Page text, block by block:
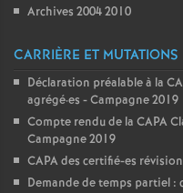
Archives 2004 2010
CARRIÈRE ET MUTATIONS
Déclaration préalable à la
agrégé·es - Campagne 2019
Compte rendu de la CAPA
Campagne 2019
CAPA des certifié-es
Demande de temps partiel